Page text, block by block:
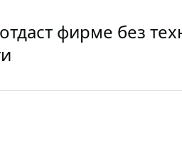
фирме без